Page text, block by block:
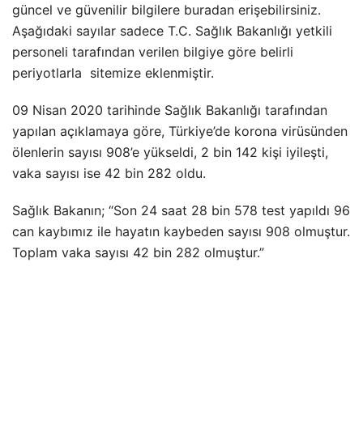
güncel ve güvenilir bilgilere buradan erişebilirsiniz.
Aşağıdaki sayılar sadece T.C. Sağlık Bakanlığı yetkili
personeli tarafından verilen bilgiye göre belirli
periyotlarla sitemize eklenmiştir.
09 Nisan 2020 tarihinde Sağlık Bakanlığı tarafından
yapılan açıklamaya göre, Türkiye’de korona virüsünden
ölenlerin sayısı 908’e yükseldi, 2 bin 142 kişi iyileşti,
vaka sayısı ise 42 bin 282 oldu.
Sağlık Bakanın; “Son 24 saat 28 bin 578 test yapıldı 96
can kaybımız ile hayatın kaybeden sayısı 908 olmuştur.
Toplam vaka sayısı 42 bin 282 olmuştur.”